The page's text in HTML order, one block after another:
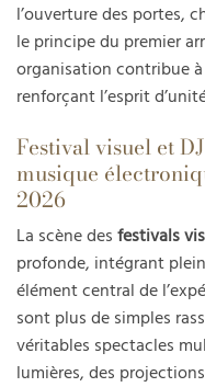
l’ouverture des portes,
le principe du premier
organisation contribue
renforçant l’esprit
Festival visuel et
musique
2026
La scène des festivals
profonde, intégrant
élément central de
sont plus de simples
véritables spectacles
lumières, des